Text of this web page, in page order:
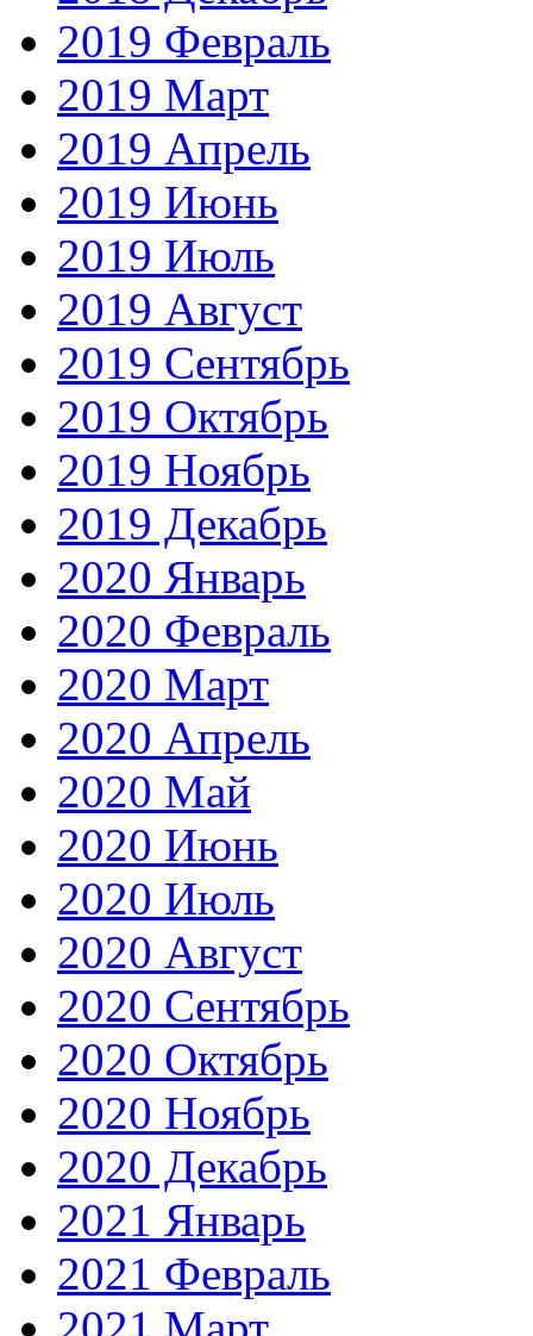
2019 Февраль
2019 Март
2019 Апрель
2019 Июнь
2019 Июль
2019 Август
2019 Сентябрь
2019 Октябрь
2019 Ноябрь
2019 Декабрь
2020 Январь
2020 Февраль
2020 Март
2020 Апрель
2020 Май
2020 Июнь
2020 Июль
2020 Август
2020 Сентябрь
2020 Октябрь
2020 Ноябрь
2020 Декабрь
2021 Январь
2021 Февраль